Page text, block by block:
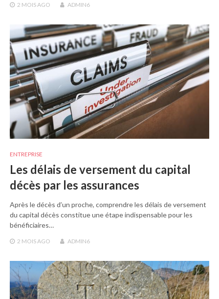
2 MOIS AGO ADMIN6
ENTREPRISE
Les délais de versement du capital
décès par les assurances
Après le décès d’un proche, comprendre les délais de versement
du capital décès constitue une étape indispensable pour les
bénéficiaires…
2 MOISAGO ADMIN6